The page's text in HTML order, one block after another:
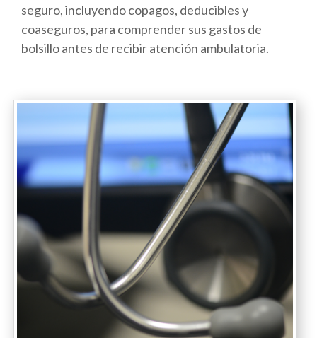
seguro, incluyendo copagos, deducibles y
coaseguros, para comprender sus gastos de
bolsillo antes de recibir atención ambulatoria.